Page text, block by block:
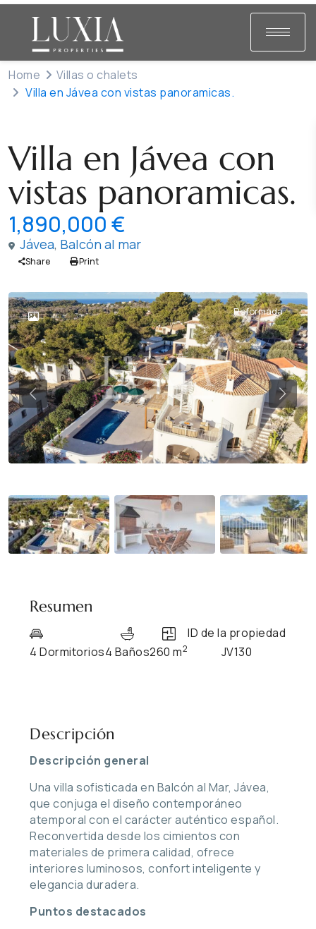
Home
Villas o chalets
Villa en Jávea con vistas panoramicas.
Villa en Jávea con
vistas panoramicas.
1,890,000 €
Jávea, Balcón al mar
Share Print
Reformada
Previous
Resumen
4 Dormitorios4 Baños260 m2
ID de la propiedad
JV130
Descripción
Descripción general
Una villa sofisticada en Balcón al Mar, Jávea,
que conjuga el diseño contemporáneo
atemporal con el carácter auténtico español.
Reconvertida desde los cimientos con
materiales de primera calidad, ofrece
interiores luminosos, confort inteligente y
elegancia duradera.
Puntos destacados